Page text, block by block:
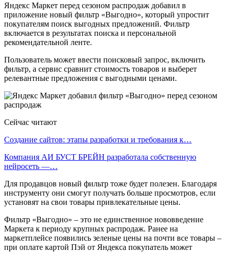
Яндекс Маркет перед сезоном распродаж добавил в
приложение новый фильтр «Выгодно», который упростит
покупателям поиск выгодных предложений. Фильтр
включается в результатах поиска и персональной
рекомендательной ленте.
Пользователь может ввести поисковый запрос, включить
фильтр, а сервис сравнит стоимость товаров и выберет
релевантные предложения с выгодными ценами.
Сейчас читают
Создание сайтов: этапы разработки и требования к…
Компания АИ БУСТ БРЕЙН разработала собственную
нейросеть —…
Для продавцов новый фильтр тоже будет полезен. Благодаря
инструменту они смогут получать больше просмотров, если
установят на свои товары привлекательные цены.
Фильтр «Выгодно» – это не единственное нововведение
Маркета к периоду крупных распродаж. Ранее на
маркетплейсе появились зеленые цены на почти все товары –
при оплате картой Пэй от Яндекса покупатель может